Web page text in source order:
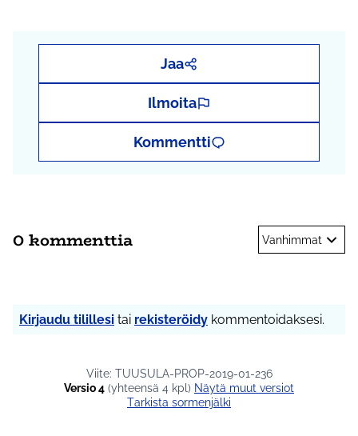
Jaa
Ilmoita
Kommentti
0 kommenttia Vanhimmat
Kirjaudu tilillesi tai rekisteröidy kommentoidaksesi.
Viite: TUUSULA-PROP-2019-01-236
Versio 4 (yhteensä 4 kpl)
näytä muut versiot
Tarkista sormenjälki